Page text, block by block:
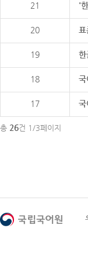
21 '
20
19 한
18 국
17
총 26건 1/3페이지